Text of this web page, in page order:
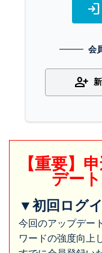
login
会
person_add
【重要】
デー
▼初回ログ
今回のアップデー
ワードの強度向上